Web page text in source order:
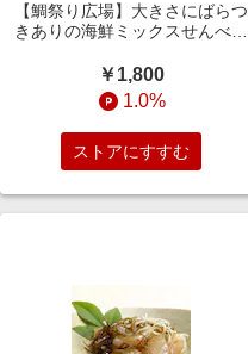
【鯛祭り広場】大きさにばらつ
きありの海鮮ミックスせんべい
￥1,800
1.0%
ストアにすすむ